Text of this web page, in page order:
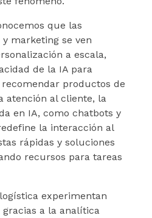
que las
marketing se ven
a escala,
de la IA para
productos de
atención al cliente, la
en IA, como chatbots y
la interacción al
rápidas y soluciones
recursos para tareas
experimentan
a la analítica